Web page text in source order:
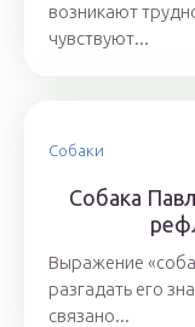
возникают
чувствуют...
Собаки
Собака
Выражение
разгадать его
связано...